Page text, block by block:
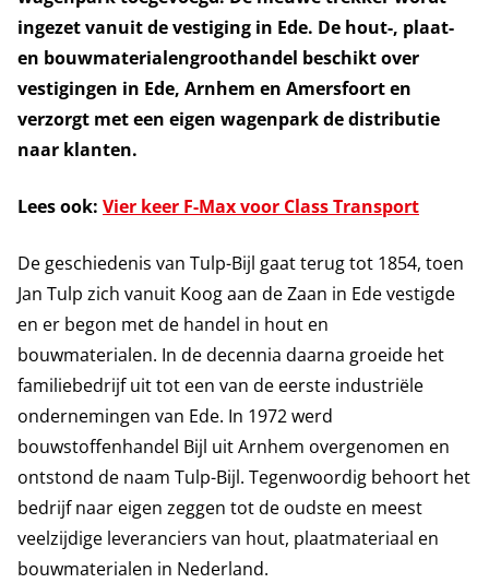
ingezet vanuit de vestiging in Ede. De hout-, plaat-
en bouwmaterialengroothandel beschikt over
vestigingen in Ede, Arnhem en Amersfoort en
verzorgt met een eigen wagenpark de distributie
naar klanten.
Lees ook: Vier keer F-Max voor Class Transport
De geschiedenis van Tulp-Bijl gaat terug tot 1854, toen
Jan Tulp zich vanuit Koog aan de Zaan in Ede vestigde
en er begon met de handel in hout en
bouwmaterialen. In de decennia daarna groeide het
familiebedrijf uit tot een van de eerste industriële
ondernemingen van Ede. In 1972 werd
bouwstoffenhandel Bijl uit Arnhem overgenomen en
ontstond de naam Tulp-Bijl. Tegenwoordig behoort het
bedrijf naar eigen zeggen tot de oudste en meest
veelzijdige leveranciers van hout, plaatmateriaal en
bouwmaterialen in Nederland.